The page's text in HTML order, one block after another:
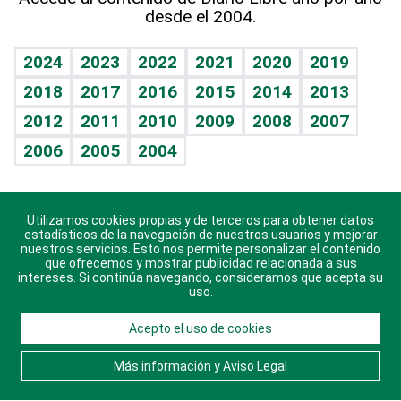
Vida y familia
Eñe
Celebrando la vida
Sin complejos
En pocas palabras
Escuchando al corazón
Economía Personal
TBT Deportivo
Guía del dinero
Horóscopos
Juegos
desde el 2004.
2024 2023 2022 2021 2020
2019
2018
2017 2016 2015 2014
2013
2012
2011 2010 2009 2008
2007
2006
2005 2004
Descarga nuestras aplicaciones para Android, iOS y
sistema Huawei.
© 2021 Diario Libre, todos los derechos reservados.
Consulta elAviso Legal. Ponte en Contacto
nosotros y conoce más sobre Diario Libre
Utilizamos cookies propias y de terceros para obtener datos
estadísticos de la navegación de nuestros usuarios y mejorar
nuestros servicios. Esto nos permite personalizar el contenido
que ofrecemos y mostrar publicidad relacionada a sus
intereses. Si continúa navegando, consideramos que acepta su
uso.
Acepto el uso de cookies
Más información y Aviso Legal